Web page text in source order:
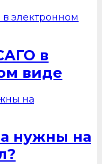
в
виде
нужны на